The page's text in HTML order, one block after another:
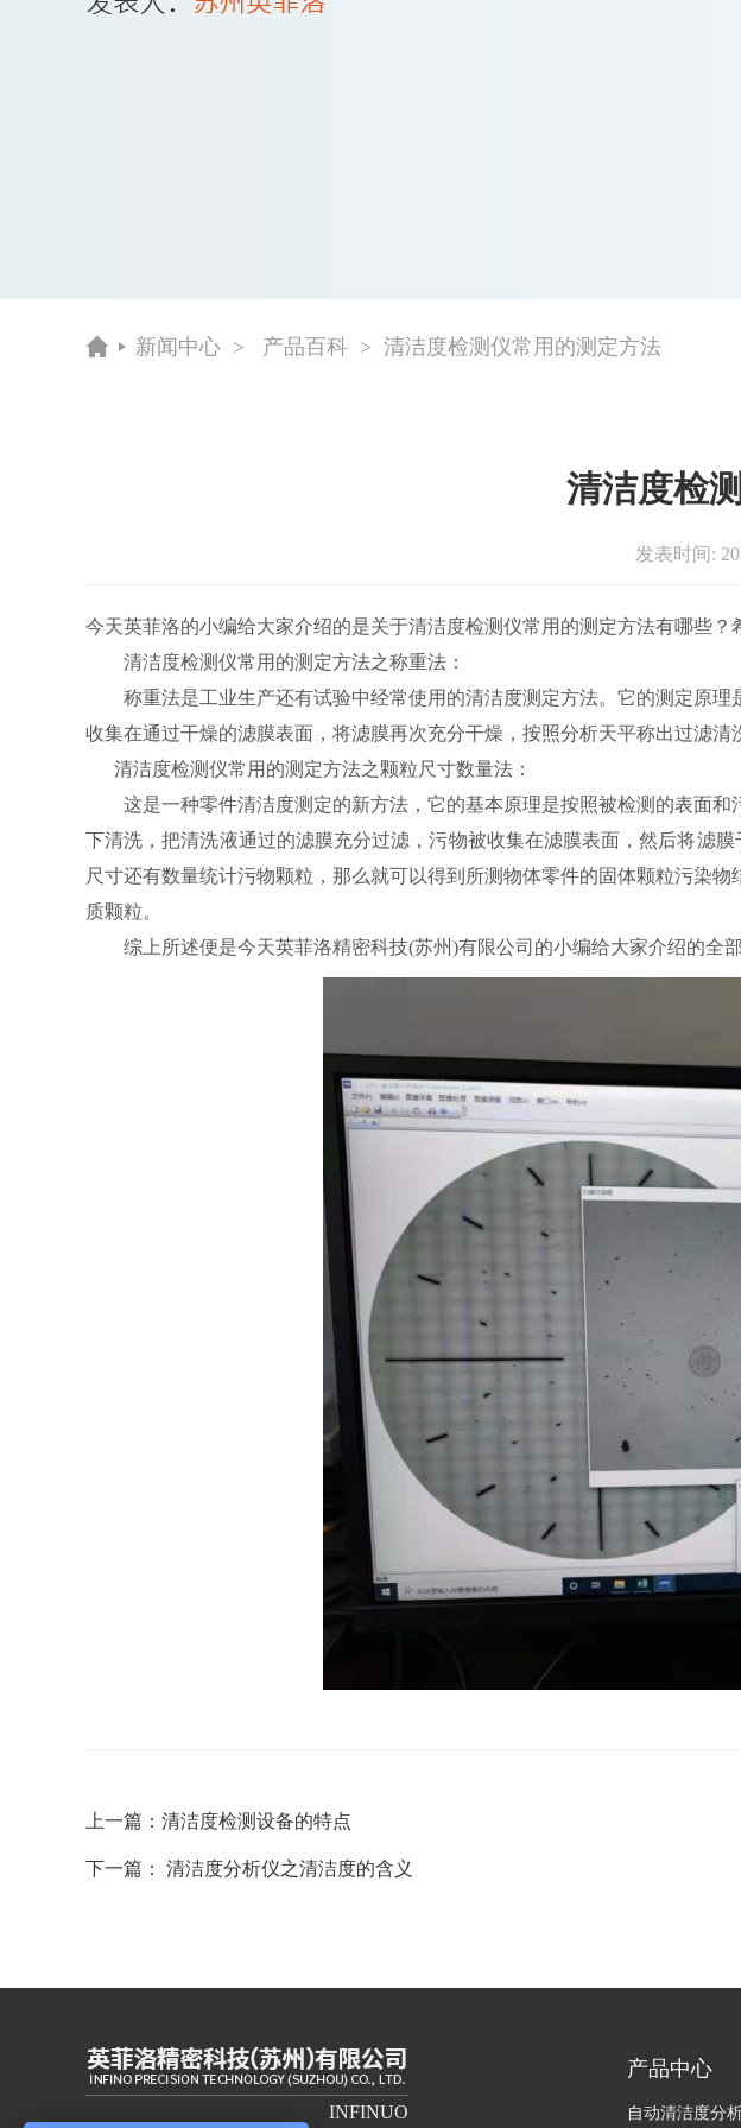
新闻中心 > 产品百科 > 清洁度检测仪常用的测定方法
清洁度检
发表时间:
今天英菲洛的小编给大家介绍的是关于清洁度检测仪常用的测定方法有哪些
清洁度检测仪常用的测定方法之称重法：
称重法是工业生产还有试验中经常使用的清洁度测定方法。它的测定原理
收集在通过干燥的滤膜表面，将滤膜再次充分干燥，按照分析天平称出过滤
清洁度检测仪常用的测定方法之颗粒尺寸数量法：
这是一种零件清洁度测定的新方法，它的基本原理是按照被检测的表面和
下清洗，把清洗液通过的滤膜充分过滤，污物被收集在滤膜表面，然后将滤
尺寸还有数量统计污物颗粒，那么就可以得到所测物体零件的固体颗粒污染
质颗粒。
综上所述便是今天英菲洛精密科技(苏州)有限公司的小编给大家介绍的全部
上一篇： 清洁度检测设备的特点
下一篇： 清洁度分析仪之清洁度的含义
INFINUO
产品中心
自动清洁度分